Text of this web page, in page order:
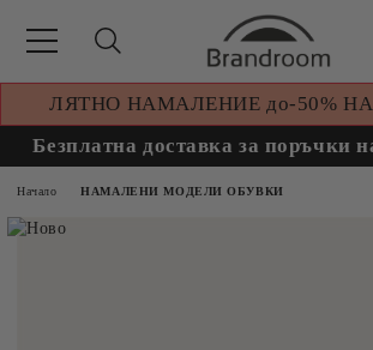
ЛЯТНО НАМАЛЕНИЕ до-50%
Безплатна доставка за поръчки
Начало НАМАЛЕНИ МОДЕЛИ ОБУВКИ